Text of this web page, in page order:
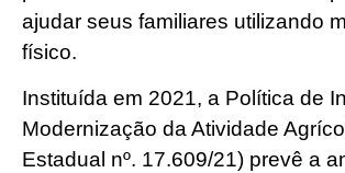
ajudar seus familiares utilizando
físico.
Instituída em 2021, a Política de
Modernização da Atividade
Estadual nº. 17.609/21) prevê a